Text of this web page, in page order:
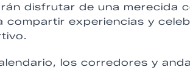
disfrutar de una merecida
compartir experiencias y
los corredores y